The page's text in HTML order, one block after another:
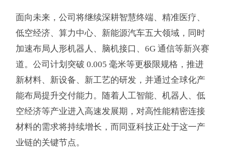
面向未来，公司将继续深耕智慧终端、精准医疗、
低空经济、算力中心、新能源汽车五大领域，同时
加速布局人形机器人、脑机接口、6G 通信等新兴赛
道。公司计划突破 0.005 毫米等更极限规格，推进
新材料、新设备、新工艺的研发，并通过全球化产
能布局提升交付能力。随着人工智能、机器人、低
空经济等产业进入高速发展期，对高性能精密连接
材料的需求将持续增长，而同亚科技正处于这一产
业链的关键节点。